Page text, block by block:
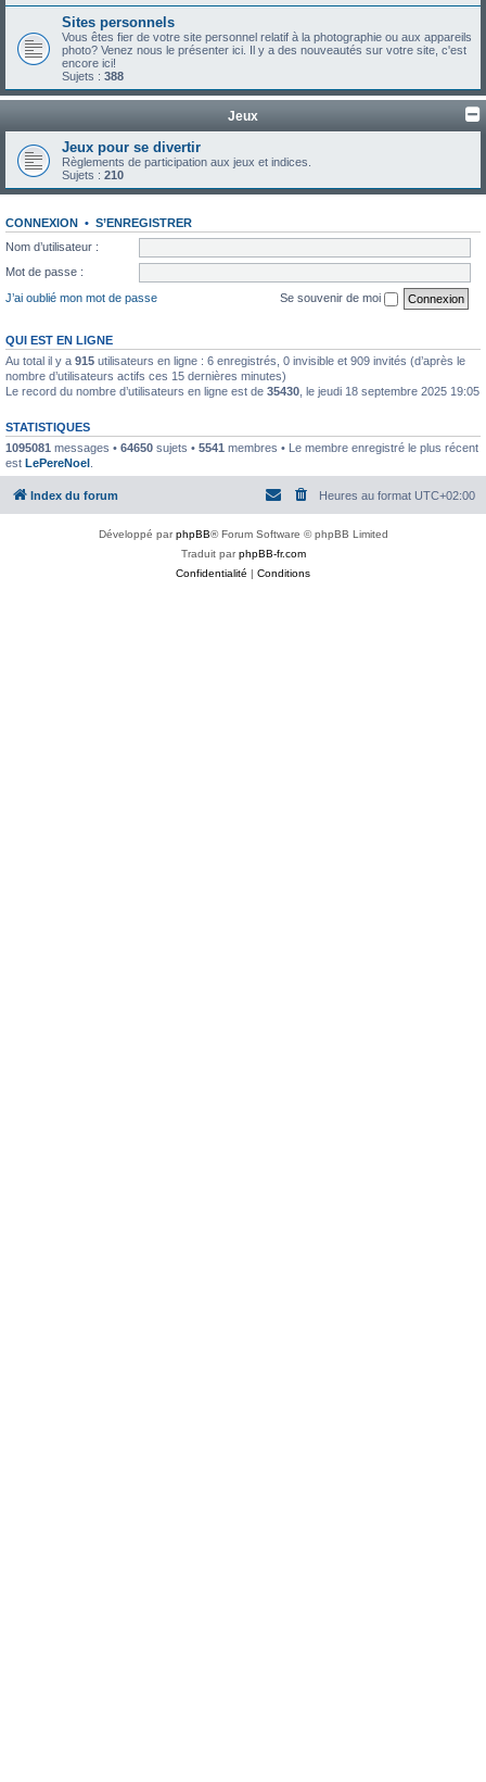
Sites personnels
Vous êtes fier de votre site personnel relatif à la photographie ou aux appareils
photo? Venez nous le présenter ici. Il y a des nouveautés sur votre site, c'est
encore ici!
Sujets : 388
Jeux
Jeux pour se divertir
Règlements de participation aux jeux et indices.
Sujets : 210
CONNEXION • S’ENREGISTRER
Nom d’utilisateur :
Mot de passe :
J’ai oublié mon mot de passe
Se souvenir de moi
QUI EST EN LIGNE
Au total il y a 915 utilisateurs en ligne : 6 enregistrés, 0 invisible et 909 invités (d’après le
nombre d’utilisateurs actifs ces 15 dernières minutes)
Le record du nombre d’utilisateurs en ligne est de 35430 , le jeudi 18 septembre 2025 19:05
STATISTIQUES
1095081 messages • 64650 sujets • 5541 membres • Le membre enregistré le plus récent
est LePereNoel
Index du forum Heures au format UTC+02:00
Développé parphpBB® Forum Software © phpBB Limited
Traduit parphpBB-fr.com
Confidentialité | Conditions